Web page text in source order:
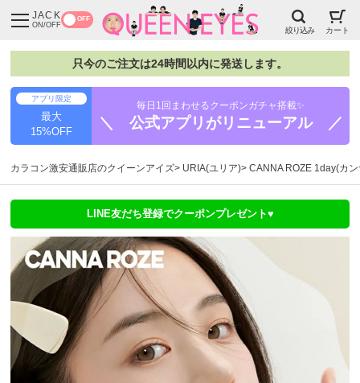
JACK
ON/OFF
OFF
絞り込み カート
只今のご注文は24時間以内に発送します。
アプリ限定
最大
15%OFF
毎日1回まわせるクーポンガチャ搭載✨
＼ 公式アプリがリニューアル ／
カラコン激安通販店のクイーンアイズ URIA(ユリア) CANNA ROZE 1day(カ
LINE友だち登録でクーポンプレゼント♥